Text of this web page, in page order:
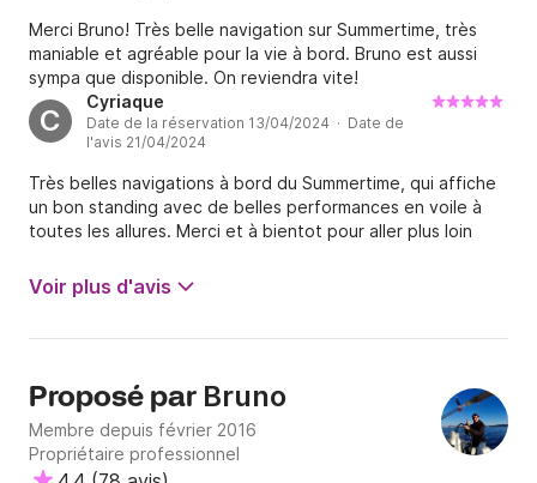
Merci Bruno! Très belle navigation sur Summertime, très
maniable et agréable pour la vie à bord. Bruno est aussi
sympa que disponible. On reviendra vite!
C
Cyriaque
Date de la réservation 13/04/2024 · Date de
l'avis 21/04/2024
Très belles navigations à bord du Summertime, qui affiche
un bon standing avec de belles performances en voile à
toutes les allures. Merci et à bientot pour aller plus loin
Voir plus d'avis
Proposé par Bruno
Membre depuis février 2016
Propriétaire professionnel